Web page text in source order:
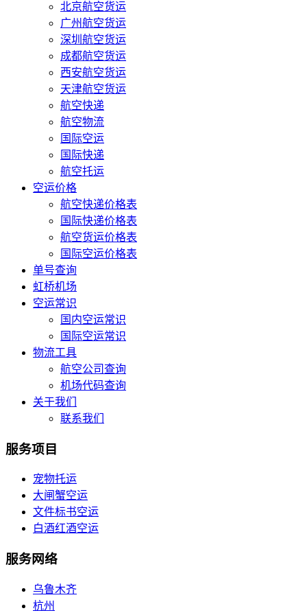
北京航空货运
广州航空货运
深圳航空货运
成都航空货运
西安航空货运
天津航空货运
航空快递
航空物流
国际空运
国际快递
航空托运
空运价格
航空快递价格表
国际快递价格表
航空货运价格表
国际空运价格表
单号查询
虹桥机场
空运常识
国内空运常识
国际空运常识
物流工具
航空公司查询
机场代码查询
关于我们
联系我们
服务项目
宠物托运
大闸蟹空运
文件标书空运
白酒红酒空运
服务网络
乌鲁木齐
杭州